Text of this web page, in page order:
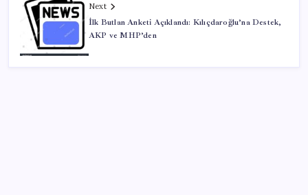
Next
İlk Butlan Anketi Açıklandı: Kılıçdaroğlu’na Destek,
AKP ve MHP’den